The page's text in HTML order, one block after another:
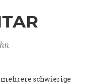
schwierige